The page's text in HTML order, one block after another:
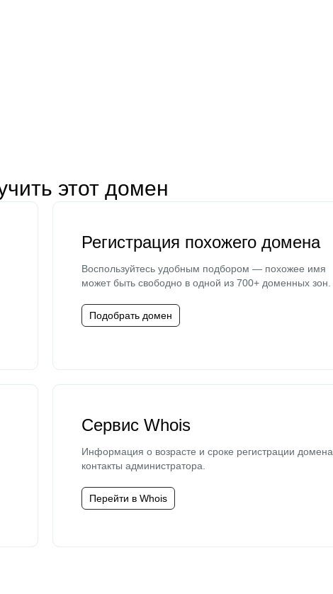
этот домен
Регистрация похожего домена
Воспользуйтесь удобным подбором — похожее имя
может быть свободно в одной из 700+ доменных зон.
Подобрать домен
Сервис Whois
Информация о возрасте и сроке регистрации домена,
контакты администратора.
Перейти в Whois